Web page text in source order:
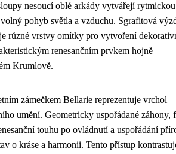
nesoucí oblé arkády vytvářejí rytmickou
pohyb světla a vzduchu. Sgrafitová
různé vrstvy omítky pro vytvoření
renesančním prvkem hojně
Krumlově.
zámečkem Bellarie reprezentuje vrchol
umění. Geometricky uspořádané záhony,
touhu po ovládnutí a uspořádání
o kráse a harmonii. Tento přístup